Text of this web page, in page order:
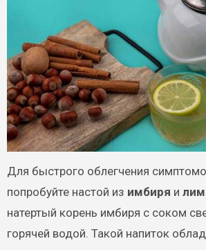
Для быстрого облегчения
попробуйте настой из имбиря и
натертый корень имбиря с соком
горячей водой. Такой напиток